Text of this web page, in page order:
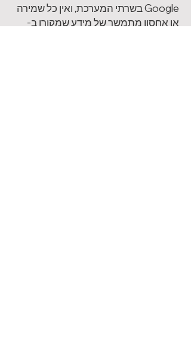
Google בשרתי המערכת, ואין כל שמירה
או אחסון מתמשך של מידע שמקורו ב-